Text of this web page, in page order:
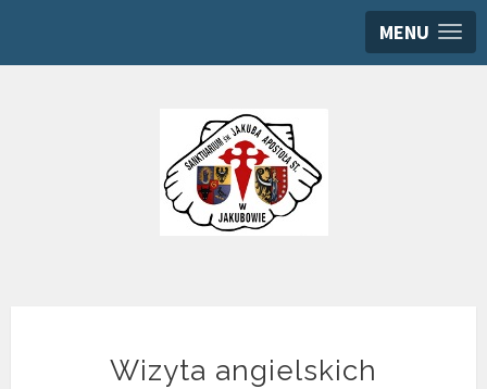
MENU
Wizyta angielskich